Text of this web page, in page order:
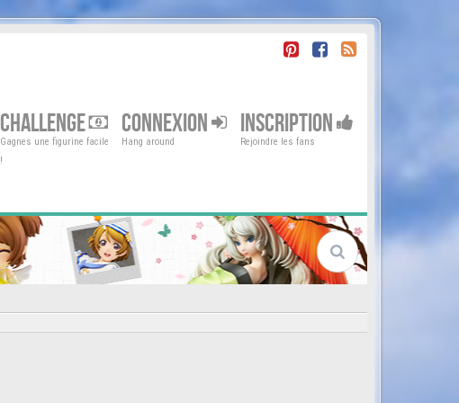
CHALLENGE
Gagnes une figurine facile
!
CONNEXION
Hang around
INSCRIPTION
Rejoindre les fans